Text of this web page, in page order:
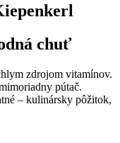
chuť
zdrojom vitamínov.
pútač.
– kulinársky pôžitok,